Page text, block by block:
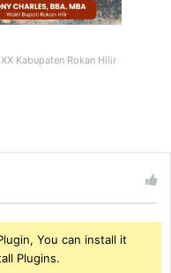
Kabupaten Rokan Hilir
You can install it
Plugins.